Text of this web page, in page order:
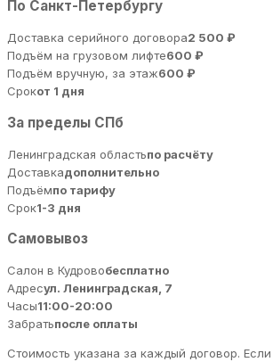
По Санкт-Петербургу
Доставка серийного договора2 500 ₽
Подъём на грузовом лифте600 ₽
Подъём вручную, за этаж600 ₽
Срокот 1 дня
За пределы СПб
Ленинградская областьпо расчёту
Доставкадополнительно
Подъёмпо тарифу
Срок1-3 дня
Самовывоз
Салон в Кудровобесплатно
Адресул. Ленинградская, 7
Часы11:00-20:00
Забратьпосле оплаты
Стоимость указана за каждый договор.